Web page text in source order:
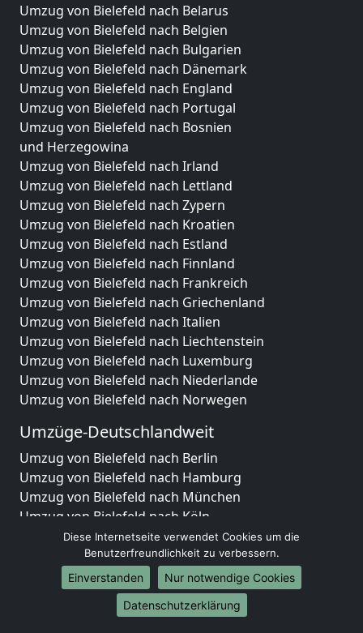
Umzug von Bielefeld nach Belarus
Umzug von Bielefeld nach Belgien
Umzug von Bielefeld nach Bulgarien
Umzug von Bielefeld nach Dänemark
Umzug von Bielefeld nach England
Umzug von Bielefeld nach Portugal
Umzug von Bielefeld nach Bosnien
und Herzegowina
Umzug von Bielefeld nach Irland
Umzug von Bielefeld nach Lettland
Umzug von Bielefeld nach Zypern
Umzug von Bielefeld nach Kroatien
Umzug von Bielefeld nach Estland
Umzug von Bielefeld nach Finnland
Umzug von Bielefeld nach Frankreich
Umzug von Bielefeld nach Griechenland
Umzug von Bielefeld nach Italien
Umzug von Bielefeld nach Liechtenstein
Umzug von Bielefeld nach Luxemburg
Umzug von Bielefeld nach Niederlande
Umzug von Bielefeld nach Norwegen
Umzüge-Deutschlandweit
Umzug von Bielefeld nach Berlin
Umzug von Bielefeld nach Hamburg
Umzug von Bielefeld nach München
Umzug von Bielefeld nach Köln
Umzug von Bielefeld nach Frankfurt am Main
Umzug von Bielefeld nach Stuttgart
Umzug von Bielefeld nach Düsseldorf
Umzug von Bielefeld nach Leipzig
Umzug von Bielefeld nach Dortmund
Diese Internetseite verwendet Cookies um die
Benutzerfreundlichkeit zu verbessern.
Einverstanden
Nur notwendige Cookies
Datenschutzerklärung